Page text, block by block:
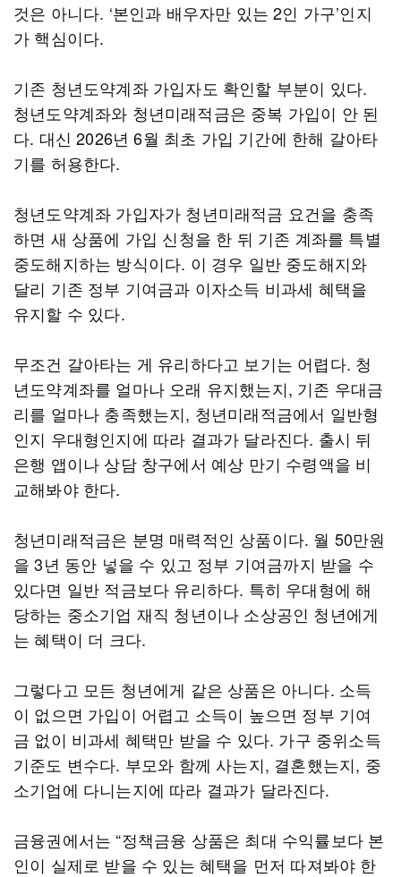
것은 아니다. ‘본인과 배우자만 있는 2인 가구’인지
가 핵심이다.
기존 청년도약계좌 가입자도 확인할 부분이 있다.
청년도약계좌와 청년미래적금은 중복 가입이 안 된
다. 대신 2026년 6월 최초 가입 기간에 한해 갈아타
기를 허용한다.
청년도약계좌 가입자가 청년미래적금 요건을 충족
하면 새 상품에 가입 신청을 한 뒤 기존 계좌를 특별
중도해지하는 방식이다. 이 경우 일반 중도해지와
달리 기존 정부 기여금과 이자소득 비과세 혜택을
유지할 수 있다.
무조건 갈아타는 게 유리하다고 보기는 어렵다. 청
년도약계좌를 얼마나 오래 유지했는지, 기존 우대금
리를 얼마나 충족했는지, 청년미래적금에서 일반형
인지 우대형인지에 따라 결과가 달라진다. 출시 뒤
은행 앱이나 상담 창구에서 예상 만기 수령액을 비
교해봐야 한다.
청년미래적금은 분명 매력적인 상품이다. 월 50만원
을 3년 동안 넣을 수 있고 정부 기여금까지 받을 수
있다면 일반 적금보다 유리하다. 특히 우대형에 해
당하는 중소기업 재직 청년이나 소상공인 청년에게
는 혜택이 더 크다.
그렇다고 모든 청년에게 같은 상품은 아니다. 소득
이 없으면 가입이 어렵고 소득이 높으면 정부 기여
금 없이 비과세 혜택만 받을 수 있다. 가구 중위소득
기준도 변수다. 부모와 함께 사는지, 결혼했는지, 중
소기업에 다니는지에 따라 결과가 달라진다.
금융권에서는 “정책금융 상품은 최대 수익률보다 본
인이 실제로 받을 수 있는 혜택을 먼저 따져봐야 한